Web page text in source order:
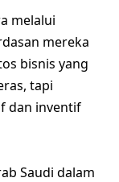
melalui
mereka
bisnis yang
tapi
dan inventif
Saudi dalam